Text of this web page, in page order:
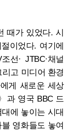
때가 있었다. 시
이었다. 여기에
선· JTBC·채널
고 미디어 환경
게 새로운 세상
과 영국 BBC 드
에 놓이는 시대
영화들도 놓여